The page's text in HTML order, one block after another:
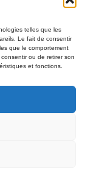
telles que les
Le fait de consentir
que le comportement
ou de retirer son
et fonctions.
NICE